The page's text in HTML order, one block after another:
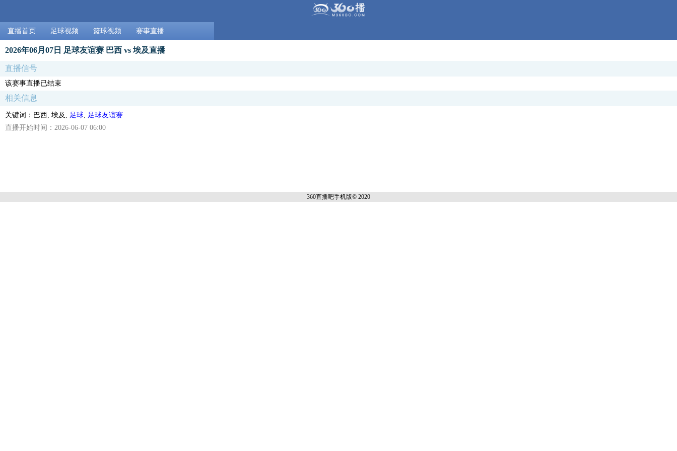
直播首页 足球视频 篮球视频 赛事直播
2026年06月07日 足球友谊赛 巴西 vs 埃及直播
直播信号
该赛事直播已结束
相关信息
关键词：巴西, 埃及, 足球
足球友谊赛
直播开始时间：2026-06-07 06:00
360直播吧手机版© 2020